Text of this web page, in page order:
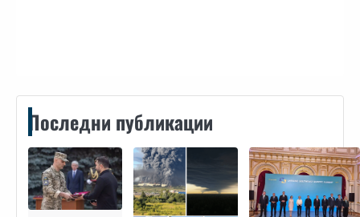
Последни публикации